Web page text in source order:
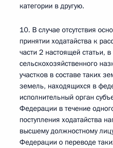
категории в другую.
10. В случае отсутствия
принятии ходатайства к
части 2 настоящей статьи,
сельскохозяйственного
участков в составе таких
земель, находящихся в
исполнительный орган
Федерации в течение
поступления ходатайства
высшему должностному
Федерации о переводе